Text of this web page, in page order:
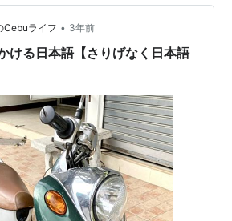
です。 先生が日本好きなんだろうと
いる小物や身に付けている物、そし
を見ても…
ライフ • 3年前
ける日本語【さりげなく日本語